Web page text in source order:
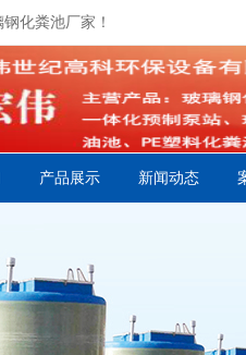
化粪池厂家！
产品展示 新闻动态